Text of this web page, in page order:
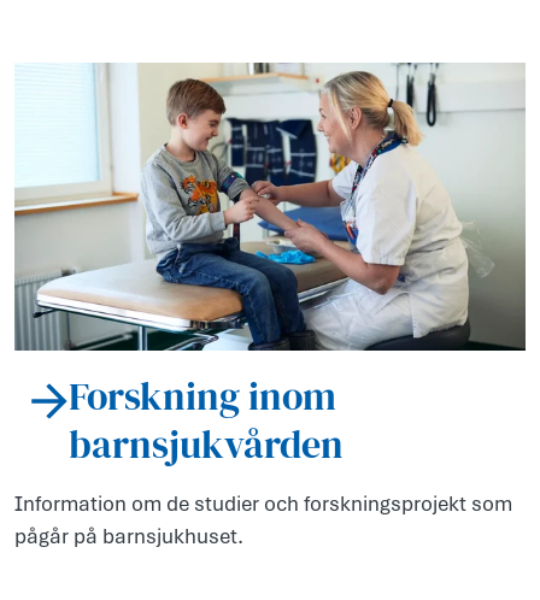
Forskning inom
barnsjukvården
Information om de studier och forskningsprojekt som
pågår på barnsjukhuset.